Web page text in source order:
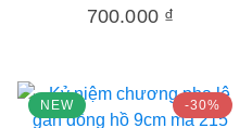
700.000 ₫
NEW -30%